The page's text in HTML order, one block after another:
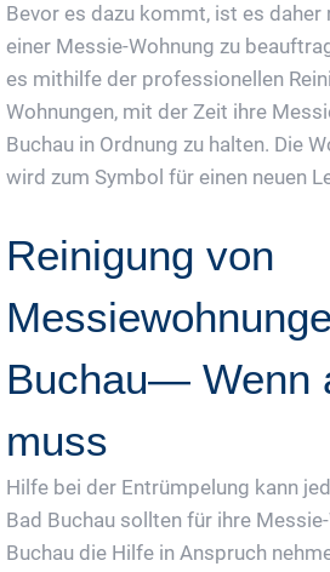
Bevor es dazu kommt, ist es daher
einer Messie-Wohnung zu
es mithilfe der professionellen
Wohnungen, mit der Zeit ihre
Buchau in Ordnung zu halten. Die
wird zum Symbol für einen neuen
Reinigung von
Buchau— Wenn
muss
Hilfe bei der Entrümpelung kann
Bad Buchau sollten für ihre
Buchau die Hilfe in Anspruch